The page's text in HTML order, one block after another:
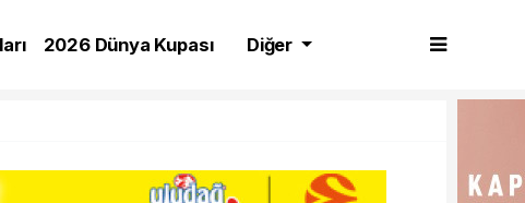
2026 Dünya Kupası
Diğer